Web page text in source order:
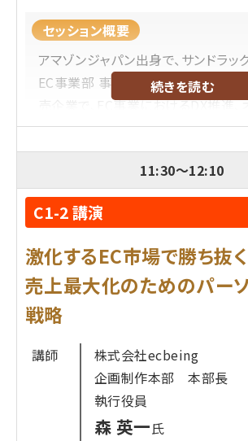
セッション概要
アマゾンジャパン出身で、サンドラ
EC事業部 事業長を務めた田丸氏は
売企業で、EC事業におけるDX推進、
化成功につながる社内改革に取り組
このセッションでは、その知見をEC
開し、特にオムニチャネル領域にお
ウハウを伝えます。田丸氏の実績と
現性の高い取り組みばかり。OMOに
プロフィール
SRSホールディングス株式会社
日本大手通信会社を経て、2003年ア
に入社。16年に渡り、小売部門にて
録から販売、販売後の販売促進、マー
告、運用まで、カテゴリー横断の多数
続きを読む
11:30～12:10
C1-2 講演
激化するEC市場で勝ち抜く
売上最大化のためのパー
戦略
講師
株式会社ecbeing
企画制作本部 本部長
執行役員
森 英一氏